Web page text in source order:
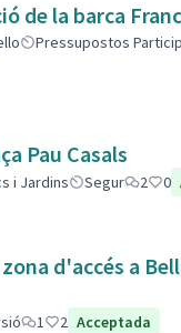
de la barca
Pressupostos
Pau Casals
i Jardins Segur 2 0
d'accés a
1 2 Acceptada